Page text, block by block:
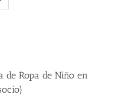
de Ropa de Niño en